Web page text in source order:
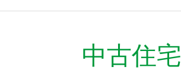
中古住宅